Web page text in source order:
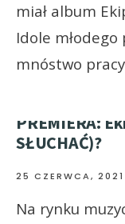
miał album
Idole młodego
mnóstwo
PREMIERA:
SŁUCHAĆ)?
25 CZERWCA, 2021
Na rynku